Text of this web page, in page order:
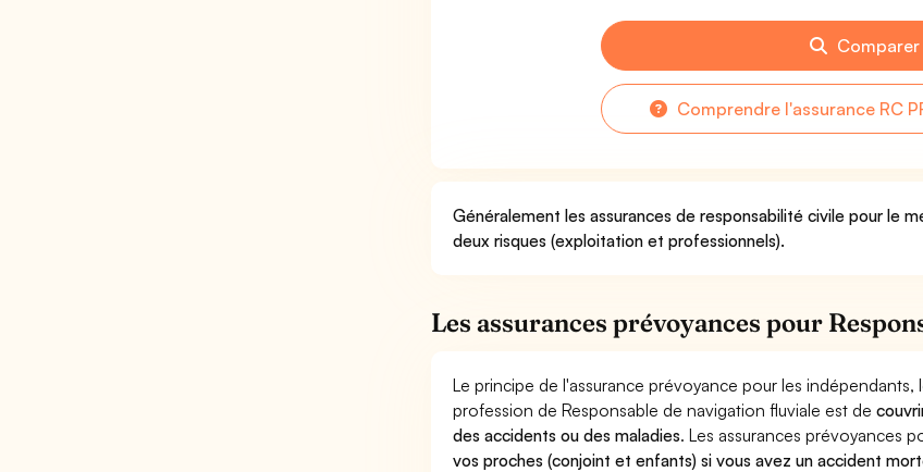
Comparer
Comprendre l'assurance RC
Généralement les assurances de responsabilité civile pour le
deux risques (exploitation et professionnels).
Les assurances prévoyances pour
Le principe de l'assurance prévoyance pour les
profession de Responsable de navigation fluviale est de
des accidents ou des maladies. Les assurances prévoyances
vos proches (conjoint et enfants) si vous avez un accident